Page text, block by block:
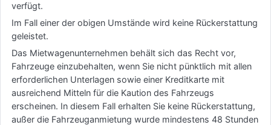
verfügt.
Im Fall einer der obigen Umstände wird keine Rückerstattung
geleistet.
Das Mietwagenunternehmen behält sich das Recht vor,
Fahrzeuge einzubehalten, wenn Sie nicht pünktlich mit allen
erforderlichen Unterlagen sowie einer Kreditkarte mit
ausreichend Mitteln für die Kaution des Fahrzeugs
erscheinen. In diesem Fall erhalten Sie keine Rückerstattung,
außer die Fahrzeuganmietung wurde mindestens 48 Stunden